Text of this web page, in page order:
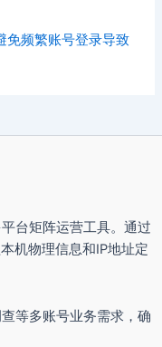
免频繁账号登录导致
台矩阵运营工具。通过
机物理信息和IP地址定
等多账号业务需求，确